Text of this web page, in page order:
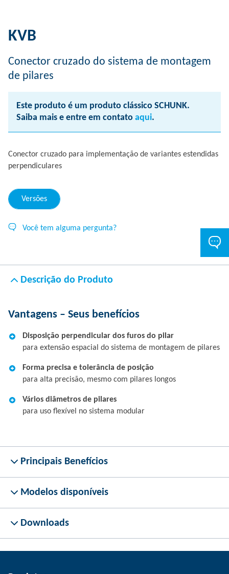
KVB
Conector cruzado do sistema de montagem
de pilares
Este produto é um produto clássico SCHUNK.
Saiba mais e entre em contato aqui.
Conector cruzado para implementação de variantes estendidas
perpendiculares
Versões
Você tem alguma pergunta?
Descrição do Produto
Vantagens – Seus benefícios
Disposição perpendicular dos furos do pilar
para extensão espacial do sistema de montagem de pilares
Forma precisa e tolerância de posição
para alta precisão, mesmo com pilares longos
Vários diâmetros de pilares
para uso flexível no sistema modular
Principais Benefícios
Modelos disponíveis
Downloads